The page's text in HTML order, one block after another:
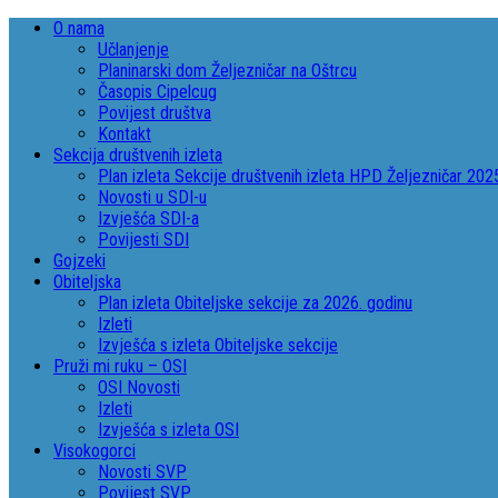
O nama
Učlanjenje
Planinarski dom Željezničar na Oštrcu
Časopis Cipelcug
Povijest društva
Kontakt
Sekcija društvenih izleta
Plan izleta Sekcije društvenih izleta HPD Željezničar
Novosti u SDI-u
Izvješća SDI-a
Povijesti SDI
Gojzeki
Obiteljska
Plan izleta Obiteljske sekcije za 2026. godinu
Izleti
Izvješća s izleta Obiteljske sekcije
Pruži mi ruku – OSI
OSI Novosti
Izleti
Izvješća s izleta OSI
Visokogorci
Novosti SVP
Povijest SVP